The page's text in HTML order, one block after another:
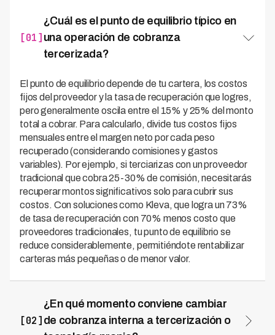
[01]
¿Cuál es el punto de equilibrio típico en
una operación de cobranza
tercerizada?
El punto de equilibrio depende de tu cartera, los costos
fijos del proveedor y la tasa de recuperación que logres,
pero generalmente oscila entre el 15% y 25% del monto
total a cobrar. Para calcularlo, divide tus costos fijos
mensuales entre el margen neto por cada peso
recuperado (considerando comisiones y gastos
variables). Por ejemplo, si terciarizas con un proveedor
tradicional que cobra 25-30% de comisión, necesitarás
recuperar montos significativos solo para cubrir sus
costos. Con soluciones como Kleva, que logra un 73%
de tasa de recuperación con 70% menos costo que
proveedores tradicionales, tu punto de equilibrio se
reduce considerablemente, permitiéndote rentabilizar
carteras más pequeñas o de menor valor.
[02]
¿En qué momento conviene cambiar
de cobranza interna a tercerización o